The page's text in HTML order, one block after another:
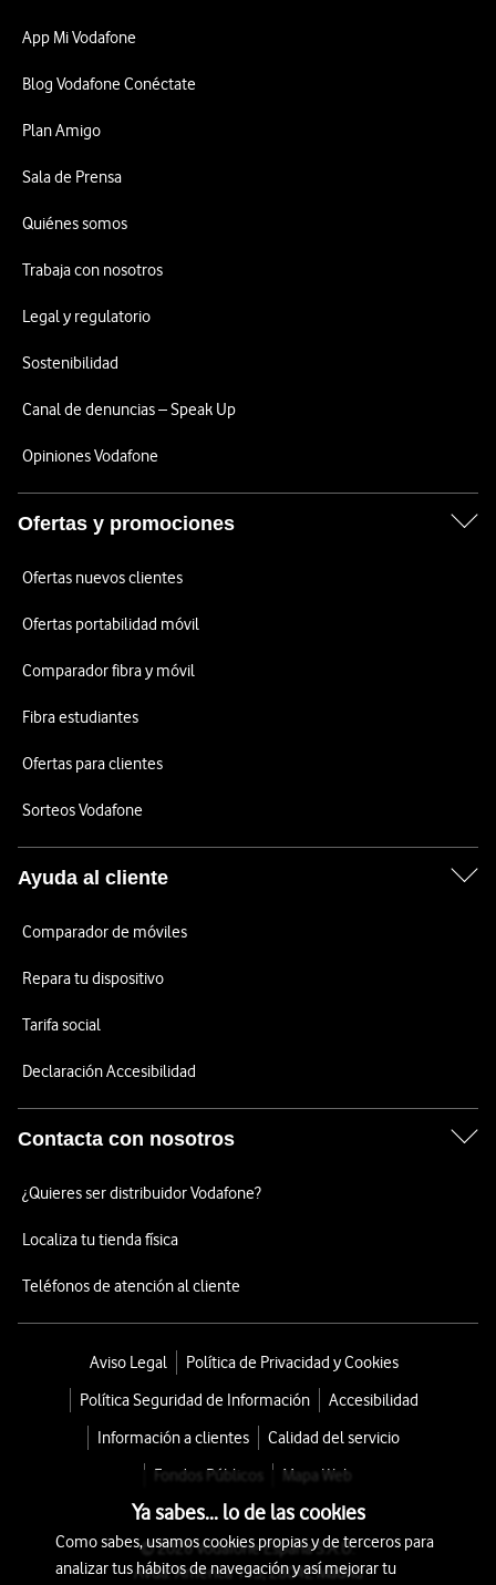
App Mi Vodafone
Blog Vodafone Conéctate
Plan Amigo
Sala de Prensa
Quiénes somos
Trabaja con nosotros
Legal y regulatorio
Sostenibilidad
Canal de denuncias – Speak Up
Opiniones Vodafone
Ofertas y promociones
Ofertas nuevos clientes
Ofertas portabilidad móvil
Comparador fibra y móvil
Fibra estudiantes
Ofertas para clientes
Sorteos Vodafone
Ayuda al cliente
Comparador de móviles
Repara tu dispositivo
Tarifa social
Declaración Accesibilidad
Contacta con nosotros
¿Quieres ser distribuidor Vodafone?
Localiza tu tienda física
Teléfonos de atención al cliente
Aviso Legal
Política de Privacidad y Cookies
Política Seguridad de Información
Accesibilidad
Información a clientes
Calidad del servicio
Fondos Públicos
Mapa Web
© 2026 Vodafone España S.A.U.
Avda. América 115, 28042 Madrid
Ya sabes... lo de las cookies
Como sabes, usamos cookies propias y de terceros para
analizar tus hábitos de navegación y así mejorar tu